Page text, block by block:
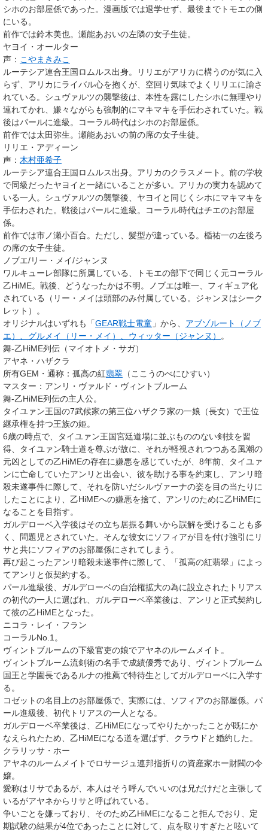
シホのお部屋係であった。漫画版では退学せず、最後までトモエの側
にいる。
前作では鈴木美也。瀬能あおいの左隣の女子生徒。
ヤヨイ・オールター
声： こやまきみこ
ルーテシア連合王国ロムルス出身。リリエがアリカに構うのが気に入
らず、アリカにライバル心を抱くが、空回り気味でよくリリエに諭さ
れている。シュヴァルツの襲撃後は、本性を露にしたシホに無理やり
連れてかれ、嫌々ながらも強制的にマキマキを手伝わされていた。戦
後はパールに進級。コーラル時代はシホのお部屋係。
前作では太田弥生。瀬能あおいの前の席の女子生徒。
リリエ・アディーン
声： 木村亜希子
ルーテシア連合王国ロムルス出身。アリカのクラスメート。前の学校
で同級だったヤヨイと一緒にいることが多い。アリカの実力を認めて
いる一人。シュヴァルツの襲撃後、ヤヨイと同じくシホにマキマキを
手伝わされた。戦後はパールに進級。コーラル時代はチエのお部屋
係。
前作では市ノ瀬小百合。ただし、髪型が違っている。楯祐一の左後ろ
の席の女子生徒。
ノブエ/リー・メイ/ジャンヌ
ワルキューレ部隊に所属している、トモエの部下で同じく元コーラル
乙HiME。戦後、どうなったかは不明。ノブエは唯一、フィギュア化
されている（リー・メイは頭部のみ付属している。ジャンヌはシーク
レット）。
オリジナルはいずれも「GEAR戦士電童 」から、 アブゾルート（ノブ
エ）、グルメイ（リー・メイ）、ウィッター（ジャンヌ） 。
舞-乙HiME列伝（マイオトメ・サガ）
アヤネ・ハザクラ
所有GEM・通称 ：孤高の紅翡翠 （ここうのべにひすい）
マスター ：アンリ・ヴァルド・ヴィントブルーム
舞-乙HiME列伝の主人公。
タイユァン王国の7武候家の第三位ハザクラ家の一娘（長女）で王位
継承権を持つ王族の姫。
6歳の時点で、タイユァン王国宮廷道場に並ぶもののない剣技を習
得、タイユァン騎士道を尊ぶが故に、それが軽視されつつある風潮の
元凶としての乙HiMEの存在に嫌悪を感じていたが、8年前、タイユァ
ンに亡命していたアンリと出会い、彼を助ける事を約束し、アンリ暗
殺未遂事件に際して、それを防いだシルヴァーナの姿を目の当たりに
したことにより、乙HiMEへの嫌悪を捨て、アンリのために乙HiMEに
なることを目指す。
ガルデローベ入学後はその立ち居振る舞いから誤解を受けることも多
く、問題児とされていた。そんな彼女にソフィアが目を付け強引にリ
サと共にソフィアのお部屋係にされてしまう。
再び起こったアンリ暗殺未遂事件に際して、「孤高の紅翡翠 」によっ
てアンリと仮契約する。
パール進級後、ガルデローベの自治権拡大の為に設立されたトリアス
の初代の一人に選ばれ、ガルデローベ卒業後は、アンリと正式契約し
て彼の乙HiMEとなった。
ニコラ・レイ・フラン
コーラルNo.1。
ヴィントブルームの下級官吏の娘でアヤネのルームメイト。
ヴィントブルーム流剣術の名手で成績優秀であり、ヴィントブルーム
国王と学園長であるルナの推薦で特待生としてガルデローベに入学す
る。
コゼットの名目上のお部屋係で、実際には、ソフィアのお部屋係。パ
ール進級後、初代トリアスの一人となる。
ガルデローベ卒業後は、乙HiMEになってやりたかったことが既にか
なえられたため、乙HiMEになる道を選ばず、クラウドと婚約した。
クラリッサ・ホー
アヤネのルームメイトでロサージュ連邦指折りの資産家ホー財閥の令
嬢。
愛称はリサであるが、本人はそう呼んでいいのは兄だけだと主張して
いるがアヤネからリサと呼ばれている。
争いごとを嫌っており、そのため乙HiMEになること拒んでおり、定
期試験の結果が4位であったことに対して、点を取りすぎたと呟いて